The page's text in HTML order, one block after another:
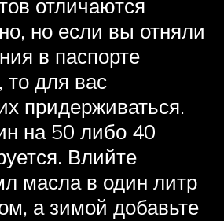
отличаются
но если вы отняли
в паспорте
то для вас
придерживаться.
на 50 либо 40
Влийте
масла в один литр
а зимой добавьте